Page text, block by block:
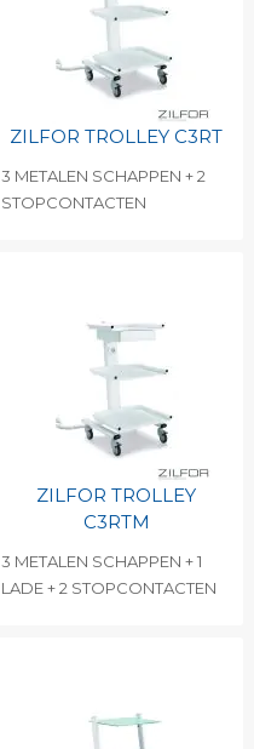
ZILFOR TROLLEY C3RT
3 METALEN SCHAPPEN + 2
STOPCONTACTEN
ZILFOR TROLLEY
C3RTM
3 METALEN SCHAPPEN + 1
LADE + 2 STOPCONTACTEN